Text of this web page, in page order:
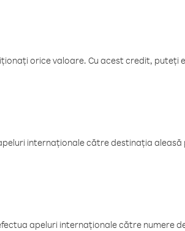
orice valoare. Cu acest credit, puteți
internaționale către destinația
apeluri internaționale către numere